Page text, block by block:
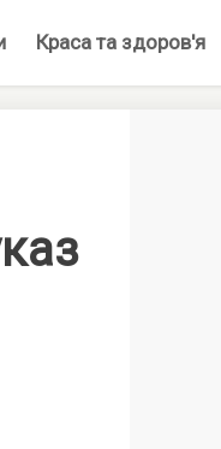
Краса та здоров'я